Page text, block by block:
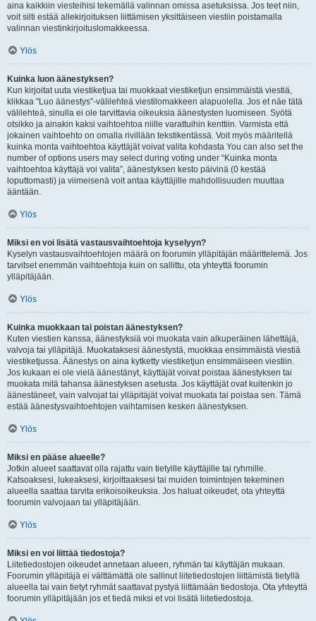
aina kaikkiin viesteihisi tekemällä valinnan omissa asetuksissa. Jos teet niin,
voit silti estää allekirjoituksen liittämisen yksittäiseen viestiin poistamalla
valinnan viestinkirjoituslomakkeessa.
Ylös
Kuinka luon äänestyksen?
Kun kirjoitat uuta viestiketjua tai muokkaat viestiketjun ensimmäistä viestiä,
klikkaa "Luo äänestys"-välilehteä viestilomakkeen alapuolella. Jos et näe tätä
välilehteä, sinulla ei ole tarvittavia oikeuksia äänestysten luomiseen. Syötä
otsikko ja ainakin kaksi vaihtoehtoa niille varattuihin kenttiin. Varmista että
jokainen vaihtoehto on omalla rivillään tekstikentässä. Voit myös määritellä
kuinka monta vaihtoehtoa käyttäjät voivat valita kohdasta You can also set the
number of options users may select during voting under “Kuinka monta
vaihtoehtoa käyttäjä voi valita”, äänestyksen kesto päivinä (0 kestää
loputtomasti) ja viimeisenä voit antaa käyttäjille mahdollisuuden muuttaa
ääntään.
Ylös
Miksi en voi lisätä vastausvaihtoehtoja kyselyyn?
Kyselyn vastausvaihtoehtojen määrä on foorumin ylläpitäjän määrittelemä. Jos
tarvitset enemmän vaihtoehtoja kuin on sallittu, ota yhteyttä foorumin
ylläpitäjään.
Ylös
Kuinka muokkaan tai poistan äänestyksen?
Kuten viestien kanssa, äänestyksiä voi muokata vain alkuperäinen lähettäjä,
valvoja tai ylläpitäjä. Muokataksesi äänestystä, muokkaa ensimmäistä viestiä
viestiketjussa. Äänestys on aina kytketty viestiketjun ensimmäiseen viestiin.
Jos kukaan ei ole vielä äänestänyt, käyttäjät voivat poistaa äänestyksen tai
muokata mitä tahansa äänestyksen asetusta. Jos käyttäjät ovat kuitenkin jo
äänestäneet, vain valvojat tai ylläpitäjät voivat muokata tai poistaa sen. Tämä
estää äänestysvaihtoehtojen vaihtamisen kesken äänestyksen.
Ylös
Miksi en pääse alueelle?
Jotkin alueet saattavat olla rajattu vain tietyille käyttäjille tai ryhmille.
Katsoaksesi, lukeaksesi, kirjoittaaksesi tai muiden toimintojen tekeminen
alueella saattaa tarvita erikoisoikeuksia. Jos haluat oikeudet, ota yhteyttä
foorumin valvojaan tai ylläpitäjään.
Ylös
Miksi en voi liittää tiedostoja?
Liitetiedostojen oikeudet annetaan alueen, ryhmän tai käyttäjän mukaan.
Foorumin ylläpitäjä ei välttämättä ole sallinut liitetiedostojen liittämistä tietyllä
alueella tai vain tietyt ryhmät saattavat pystyä liittämään tiedostoja. Ota yhteyttä
foorumin ylläpitäjään jos et tiedä miksi et voi lisätä liitetiedostoja.